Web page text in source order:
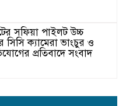
সফিয়া পাইলট উচ্চ
সিসি ক্যামেরা ভাংচুর ও
প্রতিবাদে সংবাদ
গোল্ডকাপ ফুটবল টুর্নামেন্ট”-